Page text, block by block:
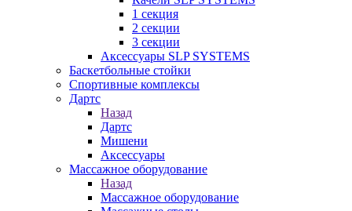
1 секция
2 секции
3 секции
Аксессуары SLP SYSTEMS
Баскетбольные стойки
Спортивные комплексы
Дартс
Назад
Дартс
Мишени
Аксессуары
Массажное оборудование
Назад
Массажное оборудование